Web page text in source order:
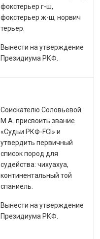
фокстерьер г-ш,
фокстерьер ж-ш, норвич
терьер.
Вынести на утверждение
Президиума РКФ.
Соискателю Соловьевой
М.А. присвоить звание
«Судьи РКФ-FCI» и
утвердить первичный
список пород для
судейства: чихуахуа,
континентальный той
спаниель.
Вынести на утверждение
Президиума РКФ.